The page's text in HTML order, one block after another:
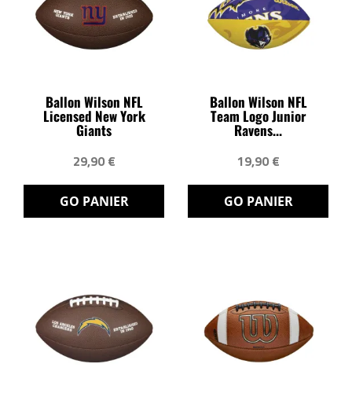
Ballon Wilson NFL
Licensed New York
Giants
29,90 €
GO PANIER
Ballon Wilson NFL
Team Logo Junior
Ravens...
19,90 €
GO PANIER